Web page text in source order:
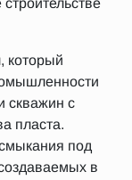
который
скважин с
пласта.
под
в